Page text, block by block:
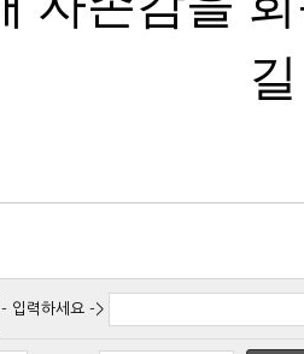
- 입력하세요 ->